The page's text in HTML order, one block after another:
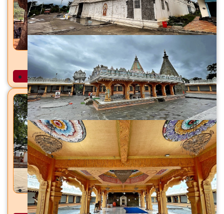
शिरकाई देवी मंदिर शिरकोली, ता. वेल्हे (राजगड), जि. पुणे
अधिक माहिती
धारेश्वर महादेव मंदिर धायरी, सिंहगड रस्ता, पुणे